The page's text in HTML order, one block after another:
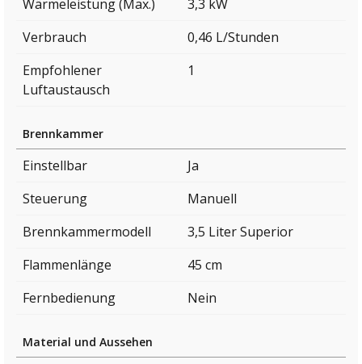
Wärmeleistung (Max.)
3,3 kW
Verbrauch
0,46 L/Stunden
Empfohlener
Luftaustausch
1
Brennkammer
Einstellbar
Ja
Steuerung
Manuell
Brennkammermodell
3,5 Liter Superior
Flammenlänge
45 cm
Fernbedienung
Nein
Material und Aussehen